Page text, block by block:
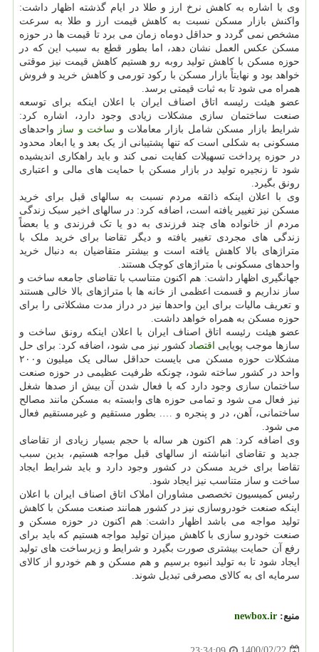
وی با اشاره به کاهش نرخ ارز و طلا در ایام گذشته اظهار داشت:
واکنش بازار مسکن نسبت به کاهش قیمت ارز و طلا به سرعت
مشخص نمی گردد و حداقل دوماه زمان می برد تا قیمت ها در حوزه
مسکن عکس العمل نشان دهد، اما بطور قطع به سبب این که در
حوزه مسکن با کاهش تولید روبه رو هستیم کاهش قیمت نیز موقتی
خواهد بود و نهایتاً بازار مسکن با رکود تورمی و کاهش خرید و فروش
همراه می شود تا به ثبات قیمتی برسد.
عضو هیئت رئیسه اتاق اصناف ایران با اعلان اینکه برای توسعه
صنعت ساختمان سازی مشکلات زیادی وجود دارد، اشاره کرد:
شرایط بازار مسکن شامل بازار معاملات و ساخت و ساز
واحدهای
مسکونی به شکلی است که تنها پشتیبانی از یک بعد و یا ابعاد محدود
در حوزه پرداخت تسهیلات کفایت نمی کند و باید راهکاری اندیشیده
شود تا زنجیره تولید در بازار مسکن با حمایت های مالی و اعتباری
رونق بگیرد.
وی با اعلان اینکه ذائقه مردم نسبت به سالهای قبل برای خرید
مسکن نیز تغییر یافته است، اضافه کرد: در سالهای اخیر سبک زندگی
مردم از خانواده های چند فرزندی به دو یا تک فرزندی و یا بعضاً
زندگی های مجردی تغییر یافته و دیگر تقاضا برای خرید ملک با
متراژهای بالا کاهش یافته است و بیشتر متقاضیان به دنبال خرید
واحدهای مسکونی با متراژهای کوچک هستند.
جهانگیری اظهار داشت: هم اکنون متناسب با تقاضای جامعه ساخت و
ساز نداریم و قسمت اعظمی از خانه ها با متراژهای بالا خالی هستند
و تعریف مالیات برای این واحدها نیز در دراز مدت مشکلاتی را برای
حوزه مسکن به همراه خواهد داشت.
عضو هیئت رئیسه اتاق اصناف ایران با اعلان اینکه رونق ساخت و
سازها موجب پویایی اقتصاد کشور نیز می شود، اضافه کرد: برای حل
مشکلات حوزه مسکن می بایست حداقل سالی یک میلیون و۲۰۰
واحد در کشور ساخته شود، چونکه ظرفیت عظیمی در حوزه صنعت
ساختمان سازی وجود دارد که با فعال شدن آن بیش از صدها شغل
نیز فعال می شود و تمامی حوزه های وابسته به مسکن مانند مصالح
ساختمانی، آهن، در و پنجره و …. بطور مستقیم و غیرمستقیم فعال
می شود.
وی اضافه کرد: هم اکنون هر ساله با حجم بسیار زیادی از تقاضای
جدید و تقاضای انباشته از سالهای قبل مواجه هستیم، بدین سبب
تقاضا برای خرید مسکن در کشور وجود دارد و باید شرایط ایجاد
ساخت و ساز متناسب نیز ایجاد شود.
رئیس کمیسیون تخصصی مشاوران املاک اتاق اصناف ایران با اعلان
اینکه صنعت خودروسازی نیز در کشور همانند صنعت مسکن با کاهش
تولید مواجه می باشد اظهار داشت: هم اکنون در حوزه مسکن و
صنعت خودرو سازی با کاهش میزان تولید مواجه هستیم که باید برای
رفع آن حمایت بیشتری صورت بگیرد و شرایط و زیرساخت های تولید
ایجاد شود تا به تولید انبوه برسیم و هم مسکن و هم خودرو از کالای
سرمایه ای به کالای مصرفی تبدیل شوند.
منبع: newbox.ir